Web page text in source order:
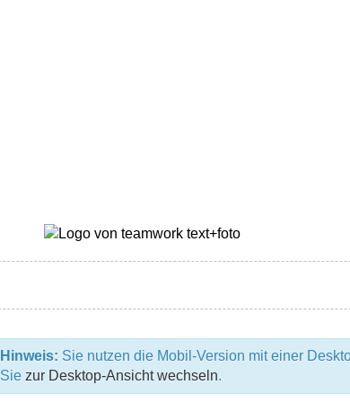
Hinweis: Sie nutzen die Mobil-Version mit einer
Sie zur Desktop-Ansicht wechseln.